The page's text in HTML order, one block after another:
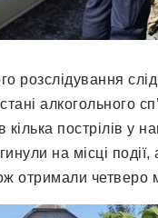
розслідування
алкогольного
кілька пострілів у
на місці
отримали четверо